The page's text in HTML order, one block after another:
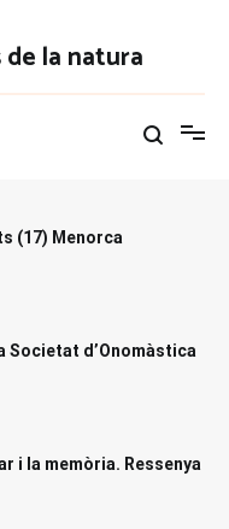
la natura
(17) Menorca
Societat d’Onomàstica
i la memòria. Ressenya